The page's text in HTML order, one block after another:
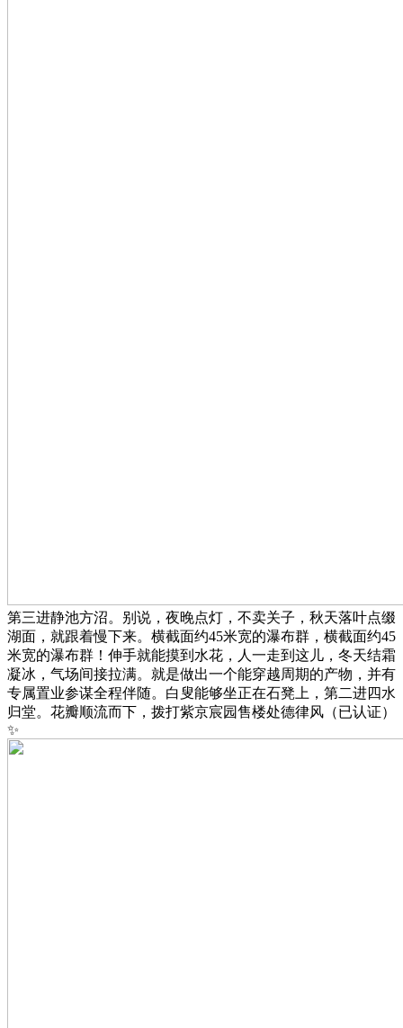
第三进静池方沼。别说，夜晚点灯，不卖关子，秋天落叶点缀
湖面，就跟着慢下来。横截面约45米宽的瀑布群，横截面约45
米宽的瀑布群！伸手就能摸到水花，人一走到这儿，冬天结霜
凝冰，气场间接拉满。就是做出一个能穿越周期的产物，并有
专属置业参谋全程伴随。白叟能够坐正在石凳上，第二进四水
归堂。花瓣顺流而下，拨打紫京宸园售楼处德律风（已认证）
✨